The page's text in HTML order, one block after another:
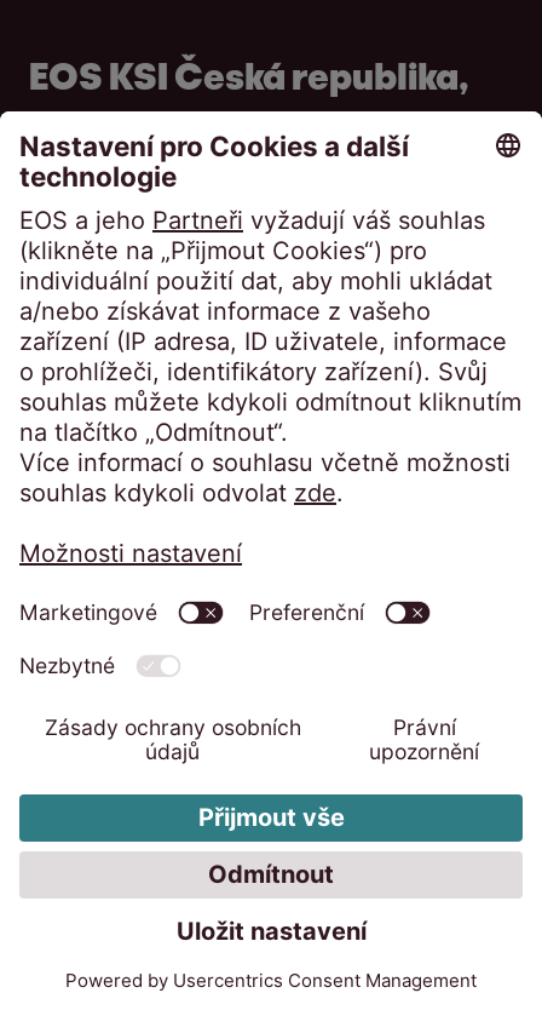
EOS KSI Česká republika,
s.r.o.
Novodvorská 994/138
142 00 Praha 4 – Braník
Česká republika
Telefon:+420 241 081 111
info@eos-ksi.cz
Nejčastější dotazy
Slovník
Časopis
Přístup na portál:
Klienti přihlášení